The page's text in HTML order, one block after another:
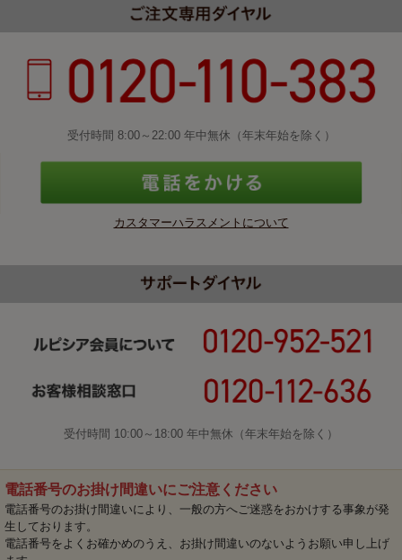
受付時間 8:00～22:00 年中無休（年末年始を除く）
カスタマーハラスメントについて
受付時間 10:00～18:00 年中無休（年末年始を除く）
電話番号のお掛け間違いにご注意ください
電話番号のお掛け間違いにより、一般の方へご迷惑をおかけする事象が発
生しております。
電話番号をよくお確かめのうえ、お掛け間違いのないようお願い申し上げ